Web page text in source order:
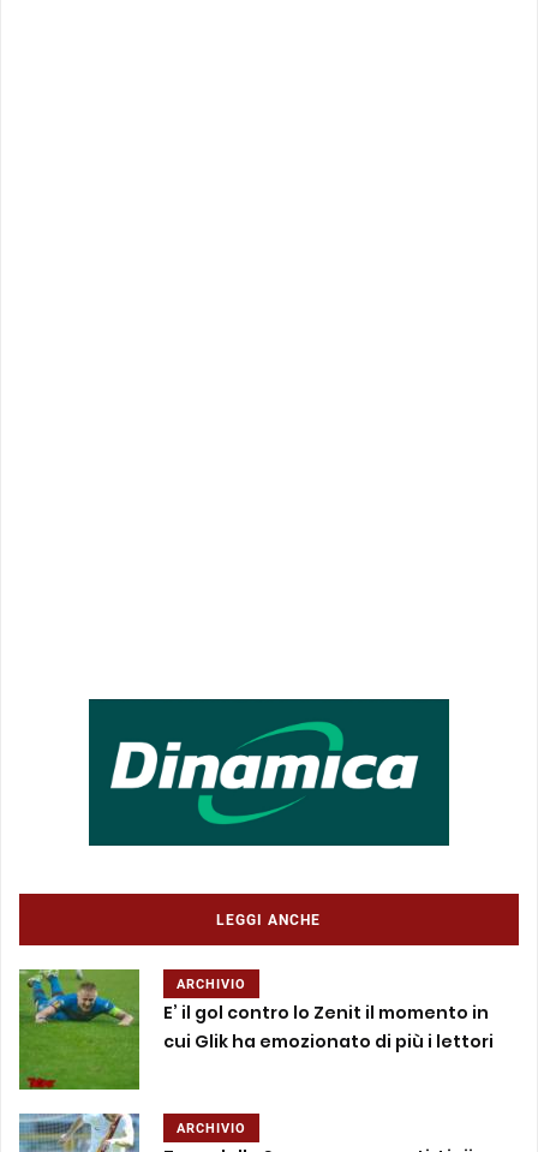
LEGGI ANCHE
ARCHIVIO
E’ il gol contro lo Zenit il momento in
cui Glik ha emozionato di più i lettori
ARCHIVIO